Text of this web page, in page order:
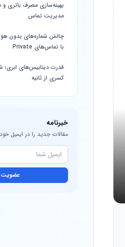
بهینه‌سازی مصرف باتری و
مدیریت تماس
چالش شماره‌های بدون
با تماس‌های Private
قدرت دیتابیس‌های ابری؛
کسری از ثانیه
خبرنامه
مقالات جدید را در ایمیل
عضویت